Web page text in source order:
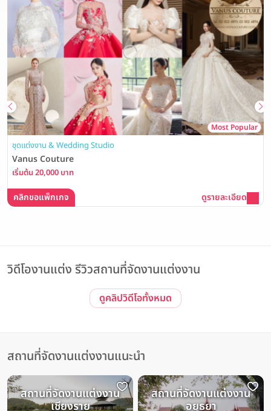
Most Popular
ชุดแต่งงาน & Wedding Studio
Vanus Couture
เริ่มต้น 20,000 บาท
คลิกขอแพ็กเกจ ดูรายละเอียด
วิดีโองานแต่ง รีวิวสถานที่จัดงานแต่งงาน
Event | ประทับใจไม่รู้จบ! รวมภาพบรรยากาศงาน The Magical of
ดูคลิปวิดีโอทั้งหมด
สถานที่จัดงานแต่งงานแนะนำ
สถานที่จัดงานแต่งงาน
เชียงราย
สถานที่จัดงานแต่งงาน
อยุธยา